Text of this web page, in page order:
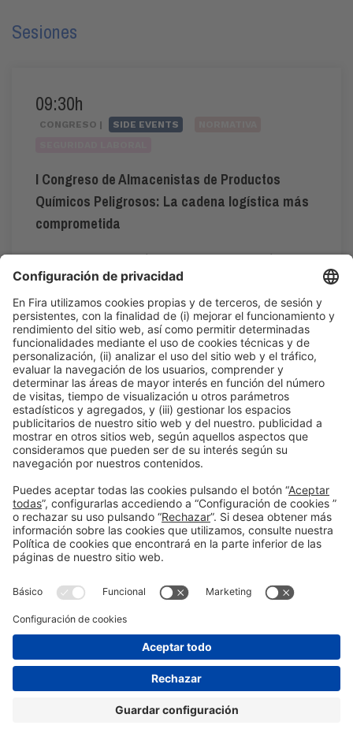
Sesiones
09:30h
CONGRESO | SIDE EVENTS
I Congreso de Almacenistas de Productos
Químicos Peligrosos: La cadena logística más
comprometida
#ADR,#APQ,#GestiónDeRiesgos,#riesgoquímico,
#SegurosIndustriales,#sostenibilidad
Vie 5 09:30h - 13:00h
CC1. ROOM 1.1
Acceso público
Leer más
#EXPOQUIMIA2026
en las redes sociales